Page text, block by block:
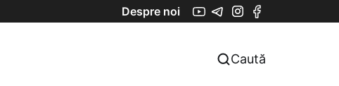
Despre noi
Caută